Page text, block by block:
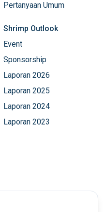
Pertanyaan Umum
Shrimp Outlook
Event
Sponsorship
Laporan 2026
Laporan 2025
Laporan 2024
Laporan 2023